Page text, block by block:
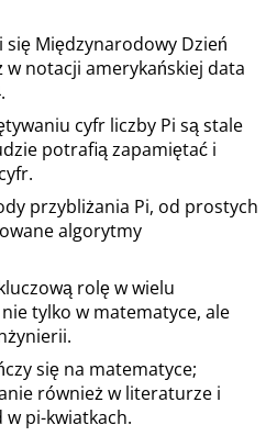
Międzynarodowy Dzień
w notacji amerykańskiej data
cyfr liczby Pi są stale
potrafią zapamiętać i
przybliżania Pi, od prostych
algorytmy
rolę w wielu
tylko w matematyce, ale
się na matematyce;
również w literaturze i
w pi-kwiatkach.